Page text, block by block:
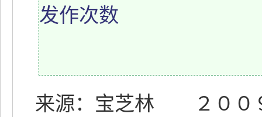
发作次数
来源：宝芝林 ２００